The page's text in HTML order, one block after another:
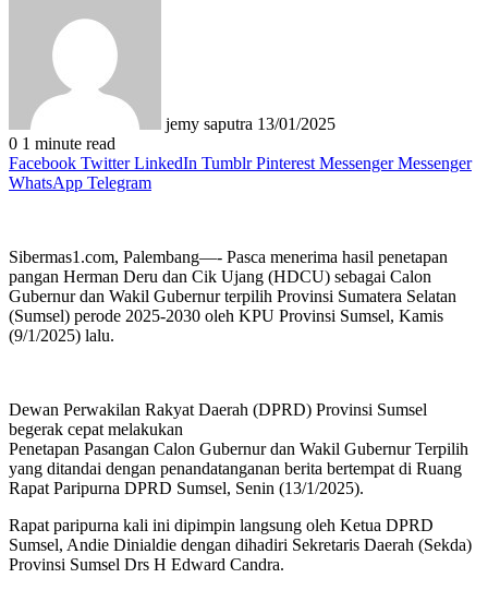
jemy saputra 13/01/2025
0 1 minute read
Facebook Twitter LinkedIn Tumblr Pinterest Messenger Messenger
WhatsApp Telegram
Sibermas1.com, Palembang—- Pasca menerima hasil penetapan
pangan Herman Deru dan Cik Ujang (HDCU) sebagai Calon
Gubernur dan Wakil Gubernur terpilih Provinsi Sumatera Selatan
(Sumsel) perode 2025-2030 oleh KPU Provinsi Sumsel, Kamis
(9/1/2025) lalu.
Dewan Perwakilan Rakyat Daerah (DPRD) Provinsi Sumsel
begerak cepat melakukan
Penetapan Pasangan Calon Gubernur dan Wakil Gubernur Terpilih
yang ditandai dengan penandatanganan berita bertempat di Ruang
Rapat Paripurna DPRD Sumsel, Senin (13/1/2025).
Rapat paripurna kali ini dipimpin langsung oleh Ketua DPRD
Sumsel, Andie Dinialdie dengan dihadiri Sekretaris Daerah (Sekda)
Provinsi Sumsel Drs H Edward Candra.